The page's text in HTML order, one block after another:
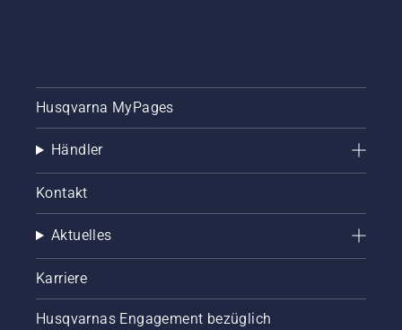
Husqvarna MyPages
Händler
Kontakt
Aktuelles
Karriere
Husqvarnas Engagement bezüglich